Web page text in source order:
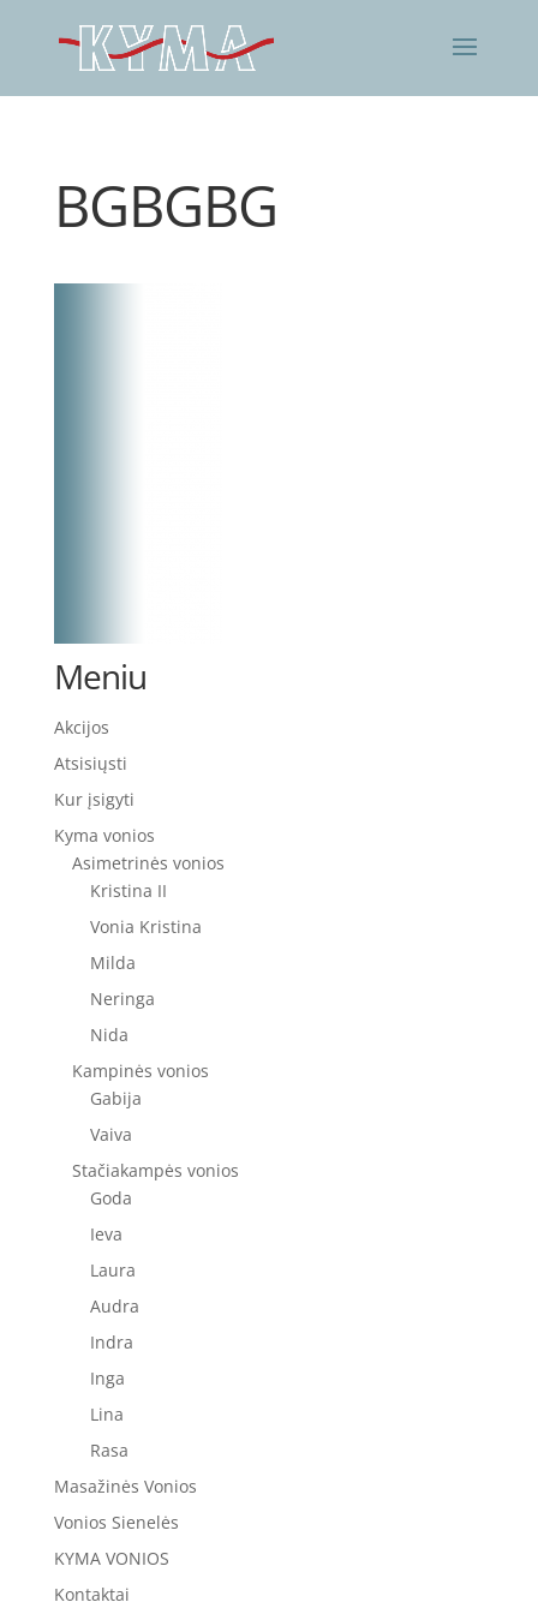
BGBGBG
Meniu
Akcijos
Atsisiųsti
Kur įsigyti
Kyma vonios
Asimetrinės vonios
Kristina II
Vonia Kristina
Milda
Neringa
Nida
Kampinės vonios
Gabija
Vaiva
Stačiakampės vonios
Goda
Ieva
Laura
Audra
Indra
Inga
Lina
Rasa
Masažinės Vonios
Vonios Sienelės
KYMA VONIOS
Kontaktai